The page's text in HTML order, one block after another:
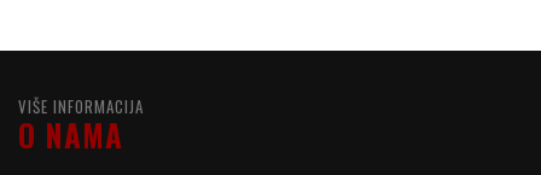
VIŠE INFORMACIJA
O NAMA